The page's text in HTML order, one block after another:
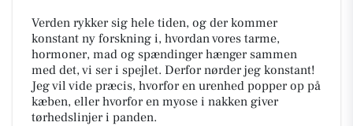
Verden rykker sig hele tiden, og der kommer
konstant ny forskning i, hvordan vores tarme,
hormoner, mad og spændinger hænger sammen
med det, vi ser i spejlet. Derfor nørder jeg konstant!
Jeg vil vide præcis, hvorfor en urenhed popper op på
kæben, eller hvorfor en myose i nakken giver
tørhedslinjer i panden.